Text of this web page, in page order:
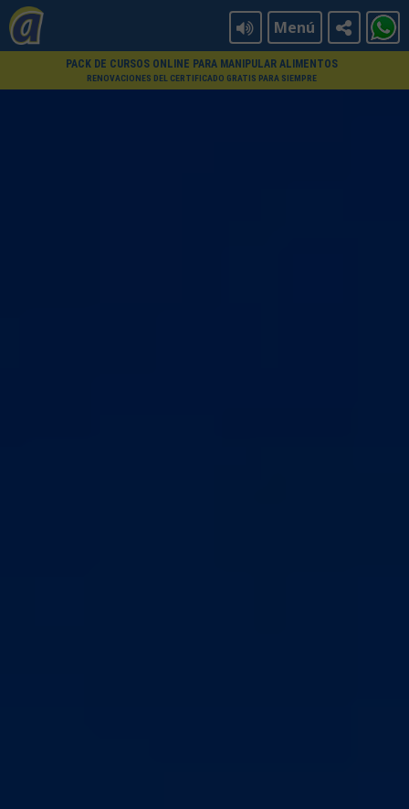
Menú
PACK DE CURSOS ONLINE PARA MANIPULAR ALIMENTOS
RENOVACIONES DEL CERTIFICADO GRATIS PARA SIEMPRE